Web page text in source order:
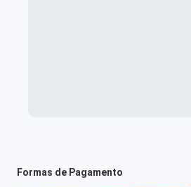
Formas de Pagamento